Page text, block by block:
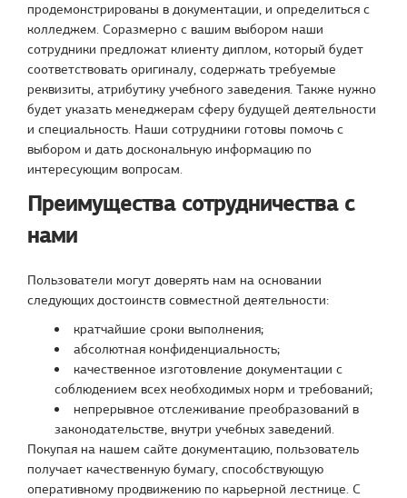
продемонстрированы в документации, и определиться с
колледжем. Соразмерно с вашим выбором наши
сотрудники предложат клиенту диплом, который будет
соответствовать оригиналу, содержать требуемые
реквизиты, атрибутику учебного заведения. Также нужно
будет указать менеджерам сферу будущей деятельности
и специальность. Наши сотрудники готовы помочь с
выбором и дать доскональную информацию по
интересующим вопросам.
Преимущества сотрудничества с
нами
Пользователи могут доверять нам на основании
следующих достоинств совместной деятельности:
кратчайшие сроки выполнения;
абсолютная конфиденциальность;
качественное изготовление документации с
соблюдением всех необходимых норм и требований;
непрерывное отслеживание преобразований в
законодательстве, внутри учебных заведений.
Покупая на нашем сайте документацию, пользователь
получает качественную бумагу, способствующую
оперативному продвижению по карьерной лестнице. С